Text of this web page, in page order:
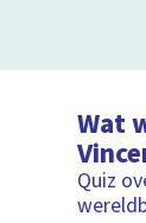
Wat
Quiz